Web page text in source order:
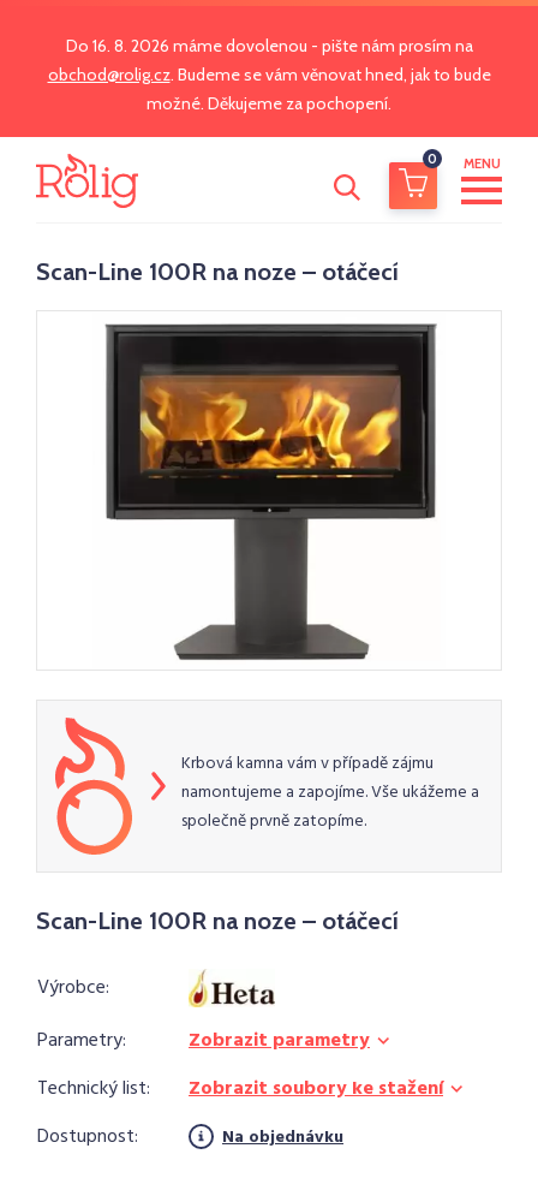
Do 16. 8. 2026 máme dovolenou - pište nám prosím na
obchod@rolig.cz. Budeme se vám věnovat hned, jak to bude
možné. Děkujeme za pochopení.
0 MENU
Scan-Line 100R na noze – otáčecí
Krbová kamna vám v případě zájmu
namontujeme a zapojíme. Vše ukážeme a
společně prvně zatopíme.
Scan-Line 100R na noze – otáčecí
Výrobce:
Parametry:
Zobrazit parametry
Technický list:
Zobrazit soubory ke stažení
Dostupnost:
Na objednávku